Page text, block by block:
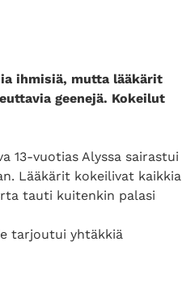
ihmisiä, mutta lääkärit
geenejä. Kokeilut
13-vuotias Alyssa sairastui
Lääkärit kokeilivat kaikkia
tauti kuitenkin palasi
tarjoutui yhtäkkiä